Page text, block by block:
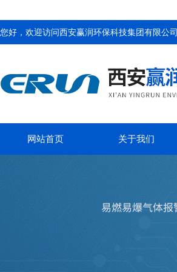
您好，欢迎访问西安赢润环保科技集团有限公司
网站首页 关于我们